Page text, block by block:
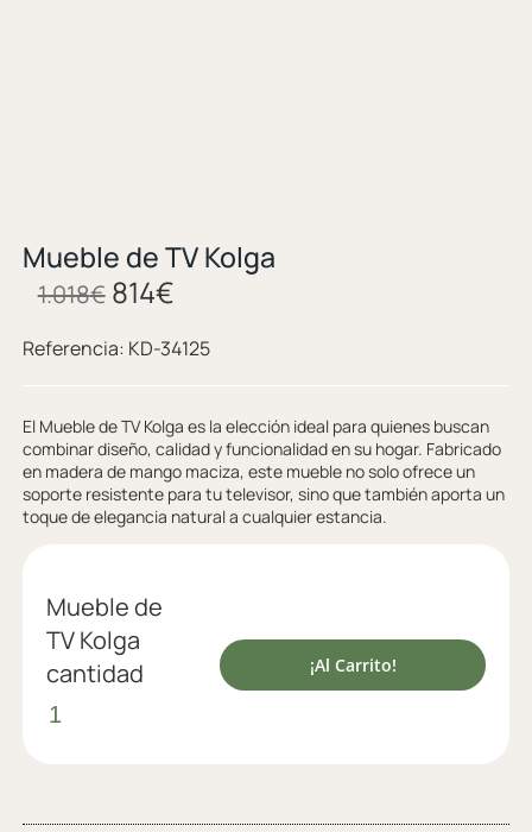
Mueble de TV Kolga
1.018€ 814€
Referencia: KD-34125
El Mueble de TV Kolga es la elección ideal para quienes buscan
combinar diseño, calidad y funcionalidad en su hogar. Fabricado
en madera de mango maciza, este mueble no solo ofrece un
soporte resistente para tu televisor, sino que también aporta un
toque de elegancia natural a cualquier estancia.
Mueble de
TV Kolga
cantidad
¡Al Carrito!